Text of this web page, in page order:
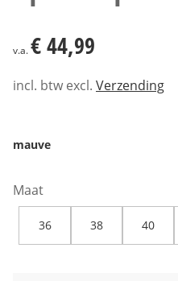
€ 44,99
v.a.€ 44,99
incl. btw excl. Verzending
mauve
Maat
36 38 40